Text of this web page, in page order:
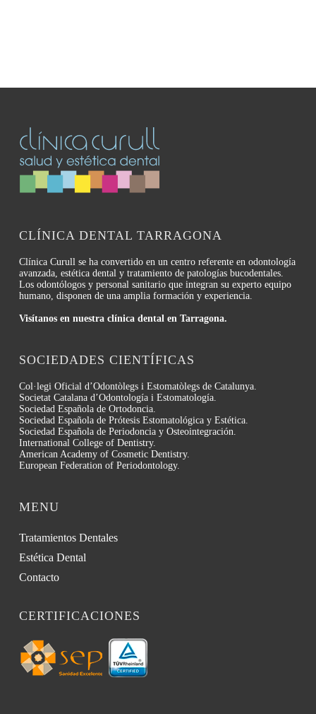
CLÍNICA DENTAL TARRAGONA
Clínica Curull se ha convertido en un centro referente en odontología
avanzada, estética dental y tratamiento de patologías bucodentales.
Los odontólogos y personal sanitario que integran su experto equipo
humano, disponen de una amplia formación y experiencia.
Visítanos en nuestra clínica dental en Tarragona.
SOCIEDADES CIENTÍFICAS
Col·legi Oficial d’Odontòlegs i Estomatòlegs de Catalunya.
Societat Catalana d’Odontología i Estomatología.
Sociedad Española de Ortodoncia.
Sociedad Española de Prótesis Estomatológica y Estética.
Sociedad Española de Periodoncia y Osteointegración.
International College of Dentistry.
American Academy of Cosmetic Dentistry.
European Federation of Periodontology.
MENU
Tratamientos Dentales
Estética Dental
Contacto
CERTIFICACIONES